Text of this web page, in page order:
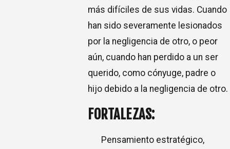
más difíciles de sus vidas. Cuando
han sido severamente lesionados
por la negligencia de otro, o peor
aún, cuando han perdido a un ser
querido, como cónyuge, padre o
hijo debido a la negligencia de otro.
FORTALEZAS:
Pensamiento estratégico,